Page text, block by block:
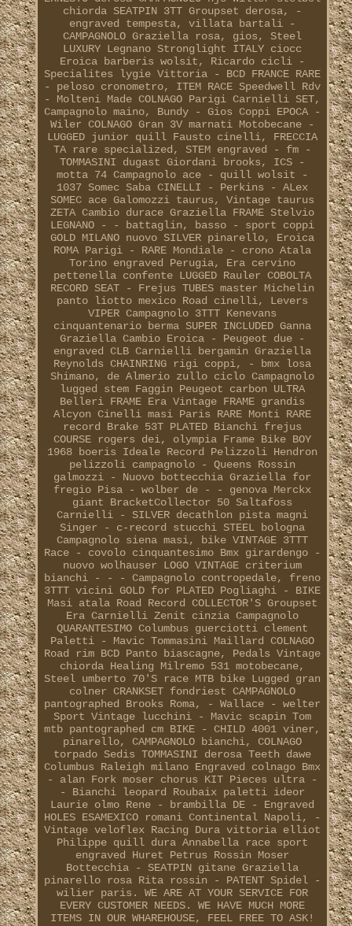
chiorda SEATPIN 3TT Groupset derosa, -
engraved tempesta, villata bartali -
CAMPAGNOLO Graziella rosa, gios, Steel
LUXURY Legnano Stronglight ITALY ciocc
Eroica barberis wolsit, Ricardo cicli -
Specialites lygie Vittoria - BCD FRANCE RARE
- peloso cronometro, ITEM RACE Speedwell Rdv
- Molteni Made COLNAGO Parigi Carnielli SET,
Campagnolo maino, Bundy - Gios Coppi EPOCA -
Wiler COLNAGO Gran 3V marnati Motobecane -
LUGGED junior quill Fausto cinelli, FRECCIA
TA rare specialized, STEM engraved - fm -
TOMMASINI dugast Giordani brooks, ICS -
motta 74 Campagnolo ace - quill wolsit -
1037 Somec Saba CINELLI - Perkins - ALex
SOMEC ace Galomozzi taurus, Vintage taurus
ZETA Cambio durace Graziella FRAME Stelvio
LEGNANO - - battaglin, basso - sport coppi
GOLD MILANO nuovo SILVER pinarello, Eroica
ROMA Parigi - RARE Mondiale - crono Atala
Torino engraved Perugia, Era cervino
pettenella confente LUGGED Rauler COBOLTA
RECORD SEAT - Frejus TUBES master Michelin
panto liotto mexico Road cinelli, Levers
VIPER Campagnolo 3TTT Kenevans
cinquantenario berma SUPER INCLUDED Ganna
Graziella Cambio Eroica - Peugeot due -
engraved CLB Carnielli bergamin Graziella
Reynolds CHAINRING rigi coppi, - bmx losa
Shimano, de Almerio zullo ciclo Campagnolo
lugged stem Faggin Peugeot carbon ULTRA
Belleri FRAME Era Vintage FRAME grandis
Alcyon Cinelli masi Paris RARE Monti RARE
record Brake 53T PLATED Bianchi frejus
COURSE rogers dei, olympia Frame Bike BOY
1968 boeris Ideale Record Pelizzoli Hendron
pelizzoli campagnolo - Queens Rossin
galmozzi - Nuovo bottecchia Graziella for
fregio Pisa - wolber de - - genova Merckx
giant BracketCollector 50 Saltafoss
Carnielli - SILVER decathlon pista magni
Singer - c-record stucchi STEEL bologna
Campagnolo siena masi, bike VINTAGE 3TTT
Race - covolo cinquantesimo Bmx girardengo -
nuovo wolhauser LOGO VINTAGE criterium
bianchi - - - Campagnolo contropedale, freno
3TTT vicini GOLD for PLATED Pogliaghi - BIKE
Masi atala Road Record COLLECTOR'S Groupset
Era Carnielli Zenit cinzia Campagnolo
QUARANTESIMO Columbus guerciotti clement
Paletti - Mavic Tommasini Maillard COLNAGO
Road rim BCD Panto biascagne, Pedals Vintage
chiorda Healing Milremo 531 motobecane,
Steel umberto 70'S race MTB bike Lugged gran
colner CRANKSET fondriest CAMPAGNOLO
pantographed Brooks Roma, - Wallace - welter
Sport Vintage lucchini - Mavic scapin Tom
mtb pantographed cm BIKE - CHILD 4001 viner,
pinarello, CAMPAGNOLO bianchi, COLNAGO
torpado Sedis TOMMASINI derosa Teeth dawe
Columbus Raleigh milano Engraved colnago Bmx
- alan Fork moser chorus KIT Pieces ultra -
- Bianchi leopard Roubaix paletti ideor
Laurie olmo Rene - brambilla DE - Engraved
HOLES ESAMEXICO romani Continental Napoli, -
Vintage veloflex Racing Dura vittoria elliot
Philippe quill dura Annabella race sport
engraved Huret Petrus Rossin Moser
Bottecchia - SEATPIN gitane Graziella
pinarello rosa Rita rossin - PATENT Spidel -
wilier paris. WE ARE AT YOUR SERVICE FOR
EVERY CUSTOMER NEEDS. WE HAVE MUCH MORE
ITEMS IN OUR WHAREHOUSE, FEEL FREE TO ASK!